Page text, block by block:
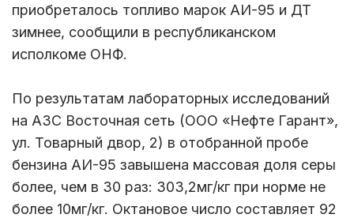
приобреталось топливо марок АИ-95 и ДТ
зимнее, сообщили в республиканском
исполкоме ОНФ.
По результатам лабораторных исследований
на АЗС Восточная сеть (ООО «Нефте Гарант»,
ул. Товарный двор, 2) в отобранной пробе
бензина АИ-95 завышена массовая доля серы
более, чем в 30 раз: 303,2мг/кг при норме не
более 10мг/кг. Октановое число составляет 92